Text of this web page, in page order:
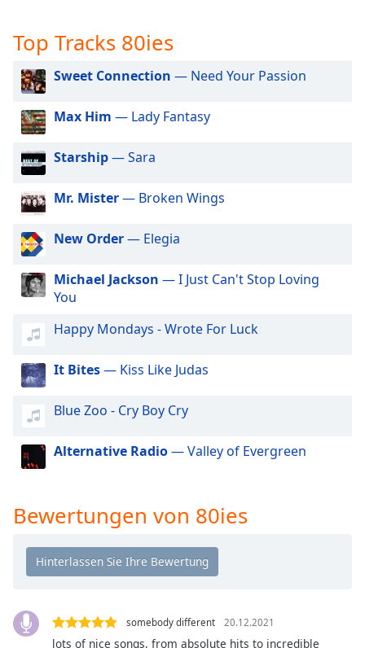
selected
Audio
Track
Picture-
in-
Fullscreen
This
modal
window.
Beginning
window.
cancel
close
window.
Color
Opacity
Text
Background
Top Tracks 80ies
Sweet Connection — Need Your Passion
Max Him — Lady Fantasy
Starship— Sara
Mr. Mister— Broken Wings
New Order— Elegia
Michael Jackson — I Just Can't Stop Loving
You
Happy Mondays - Wrote For Luck
It Bites— Kiss Like Judas
Blue Zoo - Cry Boy Cry
Alternative Radio— Valley of Evergreen
Bewertungen von 80ies
somebody different 20.12.2021
lots of nice songs, from absolute hits to incredible